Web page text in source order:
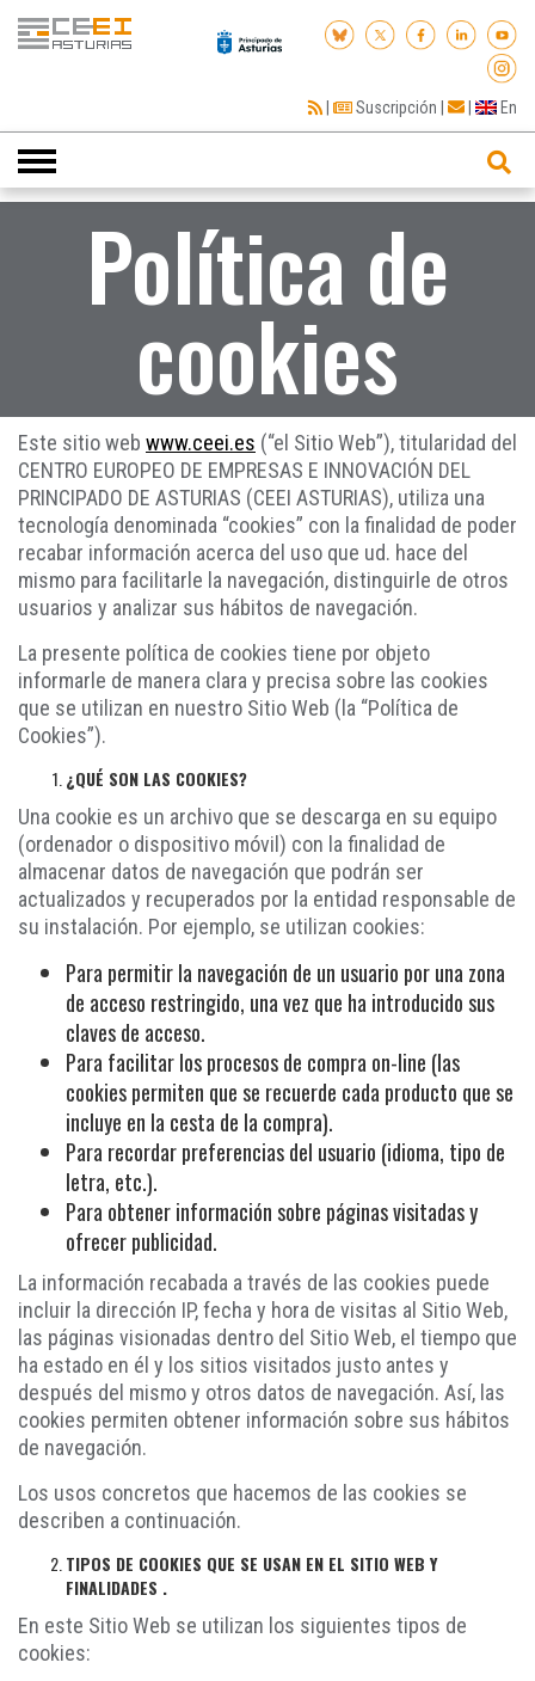
| Suscripción | | En
Toggle
navigation
Política de
cookies
Este sitio web www.ceei.es (“el Sitio Web”), titularidad del
CENTRO EUROPEO DE EMPRESAS E INNOVACIÓN DEL
PRINCIPADO DE ASTURIAS (CEEI ASTURIAS), utiliza una
tecnología denominada “cookies” con la finalidad de poder
recabar información acerca del uso que ud. hace del
mismo para facilitarle la navegación, distinguirle de otros
usuarios y analizar sus hábitos de navegación.
La presente política de cookies tiene por objeto
informarle de manera clara y precisa sobre las cookies
que se utilizan en nuestro Sitio Web (la “Política de
Cookies”).
¿QUÉ SON LAS COOKIES?
Una cookie es un archivo que se descarga en su equipo
(ordenador o dispositivo móvil) con la finalidad de
almacenar datos de navegación que podrán ser
actualizados y recuperados por la entidad responsable de
su instalación. Por ejemplo, se utilizan cookies:
Para permitir la navegación de un usuario por una zona
de acceso restringido, una vez que ha introducido sus
claves de acceso.
Para facilitar los procesos de compra on-line (las
cookies permiten que se recuerde cada producto que se
incluye en la cesta de la compra).
Para recordar preferencias del usuario (idioma, tipo de
letra, etc.).
Para obtener información sobre páginas visitadas y
ofrecer publicidad.
La información recabada a través de las cookies puede
incluir la dirección IP, fecha y hora de visitas al Sitio Web,
las páginas visionadas dentro del Sitio Web, el tiempo que
ha estado en él y los sitios visitados justo antes y
después del mismo y otros datos de navegación. Así, las
cookies permiten obtener información sobre sus hábitos
de navegación.
Los usos concretos que hacemos de las cookies se
describen a continuación.
TIPOS DE COOKIES QUE SE USAN EN EL SITIO WEB Y
FINALIDADES .
En este Sitio Web se utilizan los siguientes tipos de
cookies: